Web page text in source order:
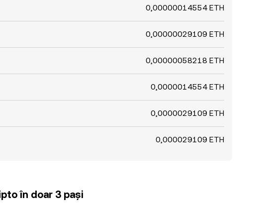
0,00000014554 ETH
0,00000029109 ETH
0,00000058218 ETH
0,0000014554 ETH
0,0000029109 ETH
0,000029109 ETH
în doar 3 pași